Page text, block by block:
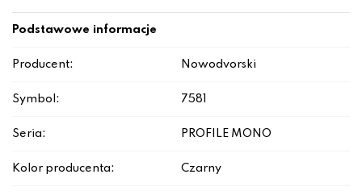
Podstawowe informacje
Producent: Nowodvorski
Symbol: 7581
Seria: PROFILE MONO
Kolor producenta: Czarny